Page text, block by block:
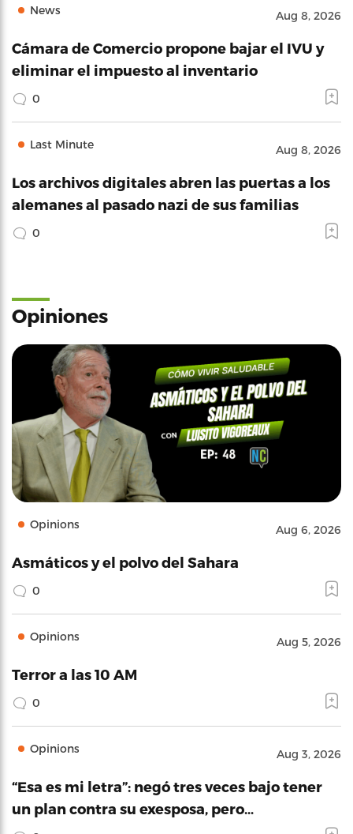
News Aug 8, 2026
Cámara de Comercio propone bajar el IVU y
eliminar el impuesto al inventario
0
Last Minute Aug 8, 2026
Los archivos digitales abren las puertas a los
alemanes al pasado nazi de sus familias
0
Opiniones
Opinions Aug 6, 2026
Asmáticos y el polvo del Sahara
0
Opinions Aug 5, 2026
Terror a las 10 AM
0
Opinions Aug 3, 2026
“Esa es mi letra”: negó tres veces bajo tener
un plan contra su exesposa, pero…